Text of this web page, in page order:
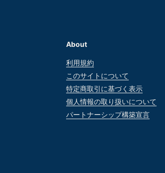
About
利用規約
このサイトについて
特定商取引に基づく表示
個人情報の取り扱いについて
パートナーシップ構築宣言